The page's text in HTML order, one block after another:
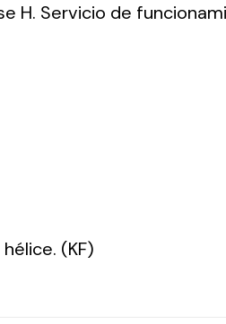
H. Servicio de
(KF)